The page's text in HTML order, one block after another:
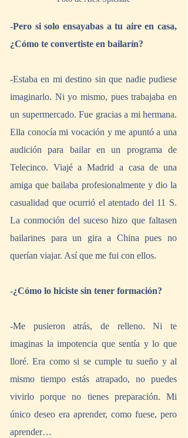
-Pero si solo ensayabas a tu aire en casa,
¿Cómo te convertiste en bailarín?
-Estaba en mi destino sin que nadie pudiese
imaginarlo. Ni yo mismo, pues trabajaba en
un supermercado. Fue gracias a mi hermana.
Ella conocía mi vocación y me apuntó a una
audición para bailar en un programa de
Telecinco. Viajé a Madrid a casa de una
amiga que bailaba profesionalmente y dio la
casualidad que ocurrió el atentado del 11 S.
La conmoción del suceso hizo que faltasen
bailarines para un gira a China pues no
querían viajar. Así que me fui con ellos.
-¿Cómo lo hiciste sin tener formación?
-Me pusieron atrás, de relleno. Ni te
imaginas la impotencia que sentía y lo que
lloré. Era como si se cumple tu sueño y al
mismo tiempo estás atrapado, no puedes
vivirlo porque no tienes preparación. Mi
único deseo era aprender, como fuese, pero
aprender…